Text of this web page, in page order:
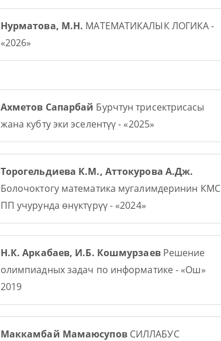
Нурматова, М.Н. МАТЕМАТИКАЛЫК ЛОГИКА -
«2026»
Ахметов Сапарбай Бурчтун трисектрисасы
жана кубту эки эселентүү - «2025»
Торогельдиева К.М., Аттокурова А.Дж.
Болочоктогу математика мугалимдеринин КМС
ПП учурунда өнүктүрүү - «2024»
Н.К. Аркабаев, И.Б. КошмурзаевРешение
олимпиадных задач по информатике - «Ош»
2019
Маккамбай МамаюсуповСИЛЛАБУС